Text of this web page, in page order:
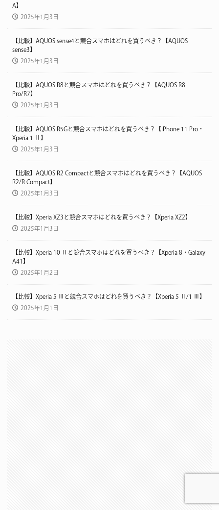
A】
2025年1月3日
【比較】AQUOS sense4と競合スマホはどれを買うべき？【AQUOS
sense3】
2025年1月3日
【比較】AQUOS R8と競合スマホはどれを買うべき？【AQUOS R8
Pro/R7】
2025年1月3日
【比較】AQUOS R5Gと競合スマホはどれを買うべき？【iPhone 11 Pro・
Xperia 1 Ⅱ】
2025年1月3日
【比較】AQUOS R2 Compactと競合スマホはどれを買うべき？【AQUOS
R2/R Compact】
2025年1月3日
【比較】Xperia XZ3と競合スマホはどれを買うべき？【Xperia XZ2】
2025年1月3日
【比較】Xperia 10 Ⅱと競合スマホはどれを買うべき？【Xperia 8・Galaxy
A41】
2025年1月2日
【比較】Xperia 5 Ⅲと競合スマホはどれを買うべき？【Xperia 5 Ⅱ/1 Ⅲ】
2025年1月1日